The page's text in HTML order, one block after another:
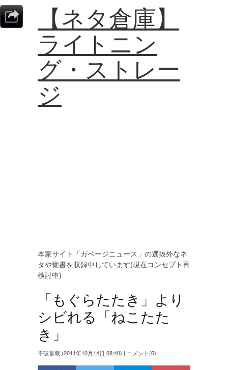
【ネタ倉庫】
ライトニン
グ・ストレー
ジ
本家サイト「ガベージニュース」の選抜外なネ
タや覚書を収録中しています(現在コンセプト再
検討中)
「もぐらたたき」より
シビれる「ねこたた
き」
不破雷蔵 (2011年10月14日 08:40) | コメント(0)